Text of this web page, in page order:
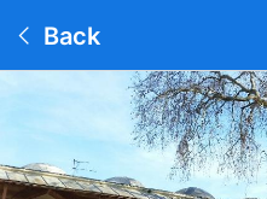
Back